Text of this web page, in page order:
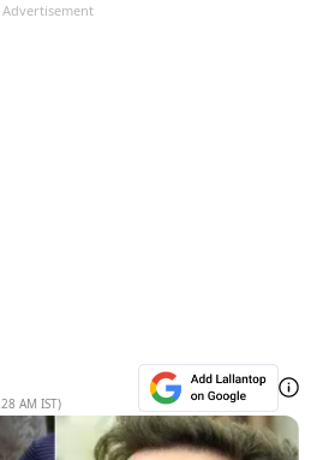
Advertisement
AM IST)